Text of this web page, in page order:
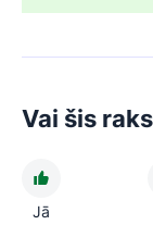
Vai šis
Jā